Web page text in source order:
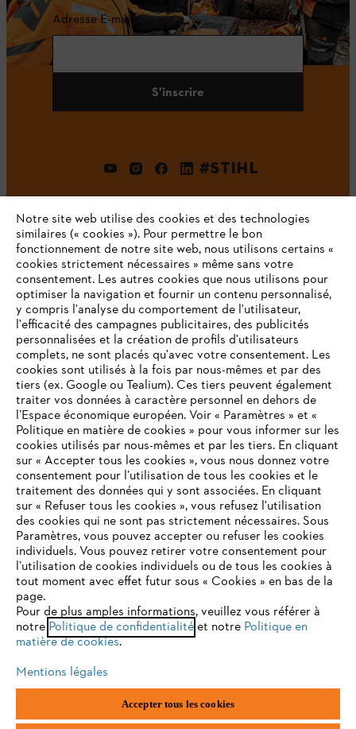
Adresse E-mail
S'inscrire
#STIHL
L'Entreprise
STIHL FAQ
Contact
Politique de protection des données
Mentions légales Utilisation des cookies
Informations juridiques
België/Belgique
VAT Number: BE 0427.714.768
VOTRE NAVIGATEUR INTERNET
N'EST PLUS PRIS EN CHARGE
Vous utilisez un navigateur Internet que nous ne prenons plus
en charge, et certaines fonctionnalités de notre site ne
peuvent fonctionner correctement. Pour une utilisation
optimale de notre site, nous vous recommandons de passer à
l'un des navigateurs suivants :
firefox chrome
Notre site web utilise des cookies et des technologies
similaires (« cookies »). Pour permettre le bon
fonctionnement de notre site web, nous utilisons certains «
cookies strictement nécessaires » même sans votre
consentement. Les autres cookies que nous utilisons pour
optimiser la navigation et fournir un contenu personnalisé,
y compris l'analyse du comportement de l'utilisateur,
l'efficacité des campagnes publicitaires, des publicités
personnalisées et la création de profils d'utilisateurs
complets, ne sont placés qu'avec votre consentement. Les
cookies sont utilisés à la fois par nous-mêmes et par des
tiers (ex. Google ou Tealium). Ces tiers peuvent également
traiter vos données à caractère personnel en dehors de
l’Espace économique européen. Voir « Paramètres » et «
Politique en matière de cookies » pour vous informer sur les
cookies utilisés par nous-mêmes et par les tiers. En cliquant
sur « Accepter tous les cookies », vous nous donnez votre
consentement pour l’utilisation de tous les cookies et le
traitement des données qui y sont associées. En cliquant
sur « Refuser tous les cookies », vous refusez l'utilisation
des cookies qui ne sont pas strictement nécessaires. Sous
Paramètres, vous pouvez accepter ou refuser les cookies
individuels. Vous pouvez retirer votre consentement pour
l’utilisation de cookies individuels ou de tous les cookies à
tout moment avec effet futur sous « Cookies » en bas de la
page.
Pour de plus amples informations, veuillez vous référer à
notre Politique de confidentialitéet notre Politique en
matière de cookies.
Mentions légales
Accepter tous les cookies